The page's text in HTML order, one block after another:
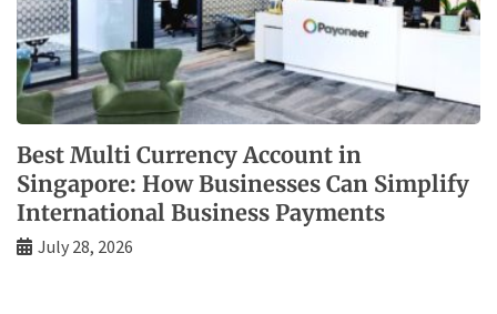
Best Multi Currency Account in
Singapore: How Businesses Can Simplify
International Business Payments
July 28, 2026